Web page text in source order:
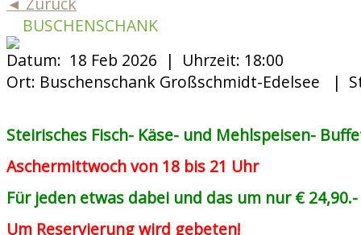
BUSCHENSCHANK
Datum: 18 Feb 2026 | Uhrzeit: 18:00
Ort: Buschenschank Großschmidt-Edelsee |
Steirisches Fisch- Käse- und Mehlspeisen-
Aschermittwoch von 18 bis 21 Uhr
Für jeden etwas dabei und das um nur € 24,90.-
Um Reservierung wird gebeten!